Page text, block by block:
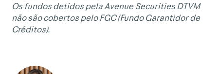
Os fundos detidos pela Avenue Securities DTVM
não são cobertos pelo FGC (Fundo Garantidor de
Créditos).